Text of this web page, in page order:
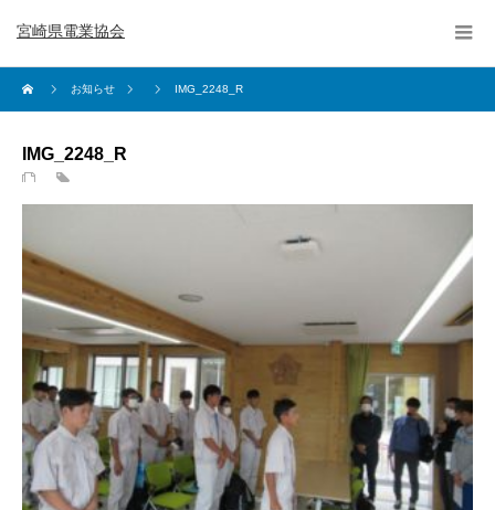
宮崎県電業協会
お知らせ IMG_2248_R
IMG_2248_R